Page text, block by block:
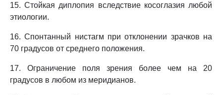
15. Стойкая диплопия вследствие косоглазия любой
этиологии.
16. Спонтанный нистагм при отклонении зрачков на
70 градусов от среднего положения.
17. Ограничение поля зрения более чем на 20
градусов в любом из меридианов.